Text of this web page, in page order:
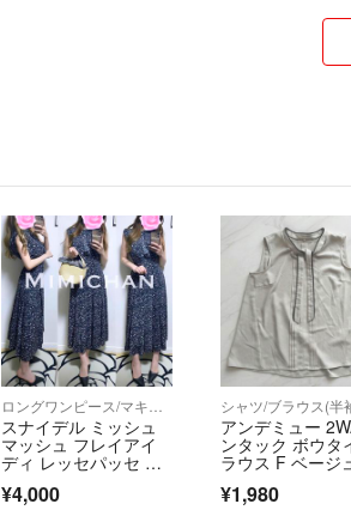
☑︎
ロングワンピース/マキシワンピース
スナイデル ミッシュ
マッシュ フレイアイ
ディ レッセパッセ マ
¥4,000
アンデミュー
ンタック ボウタ
ラウス F ベージ
¥1,980